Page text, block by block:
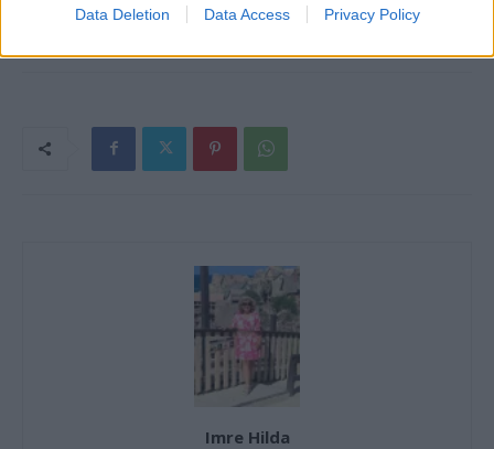
Data Deletion Data Access Privacy Policy
Kép forrása: Pinterest
Imre Hilda